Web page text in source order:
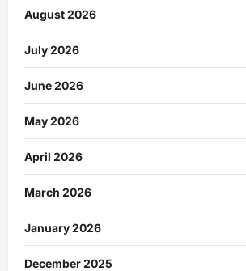
August 2026
July 2026
June 2026
May 2026
April 2026
March 2026
January 2026
December 2025